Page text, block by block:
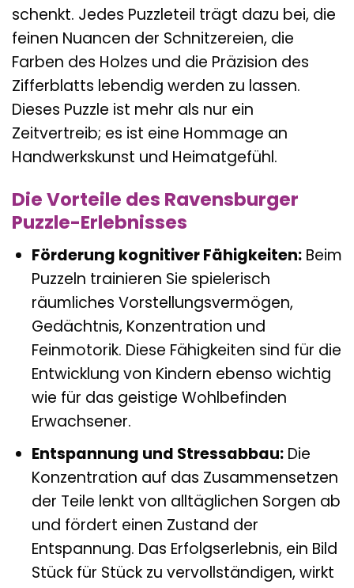
schenkt. Jedes Puzzleteil trägt dazu bei, die
feinen Nuancen der Schnitzereien, die
Farben des Holzes und die Präzision des
Zifferblatts lebendig werden zu lassen.
Dieses Puzzle ist mehr als nur ein
Zeitvertreib; es ist eine Hommage an
Handwerkskunst und Heimatgefühl.
Die Vorteile des Ravensburger
Puzzle-Erlebnisses
Förderung kognitiver Fähigkeiten:Beim
Puzzeln trainieren Sie spielerisch
räumliches Vorstellungsvermögen,
Gedächtnis, Konzentration und
Feinmotorik. Diese Fähigkeiten sind für die
Entwicklung von Kindern ebenso wichtig
wie für das geistige Wohlbefinden
Erwachsener.
Entspannung und Stressabbau:Die
Konzentration auf das Zusammensetzen
der Teile lenkt von alltäglichen Sorgen ab
und fördert einen Zustand der
Entspannung. Das Erfolgserlebnis, ein Bild
Stück für Stück zu vervollständigen, wirkt